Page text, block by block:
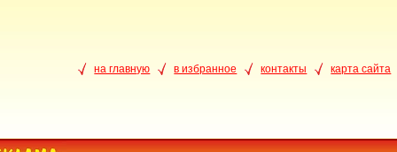
на главную в избранное контакты карта сайта